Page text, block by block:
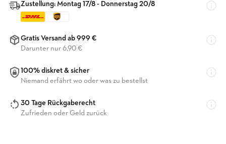
Zustellung: Montag 17/8 - Donnerstag 20/8
Gratis Versand ab 999 €
Darunter nur 6,90 €
100% diskret & sicher
Niemand erfährt wo oder was zu bestellst
30 Tage Rückgaberecht
Zufrieden oder Geld zurück